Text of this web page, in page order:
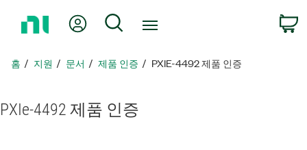
지
아
내 계정 검색
홈 지원 문서 제품 인증 PXIE-4492 제품 인증
PXIe-4492 제품 인증